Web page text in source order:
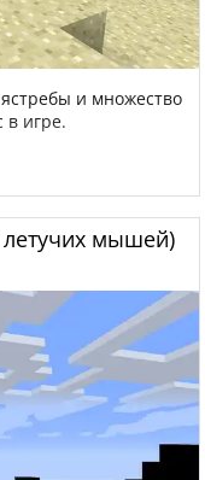
и множество
в игре.
мышей)